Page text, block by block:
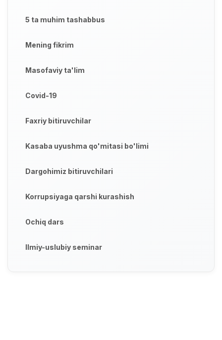
5 ta muhim tashabbus
Mening fikrim
Masofaviy ta'lim
Covid-19
Faxriy bitiruvchilar
Kasaba uyushma qo'mitasi bo'limi
Dargohimiz bitiruvchilari
Korrupsiyaga qarshi kurashish
Ochiq dars
Ilmiy-uslubiy seminar